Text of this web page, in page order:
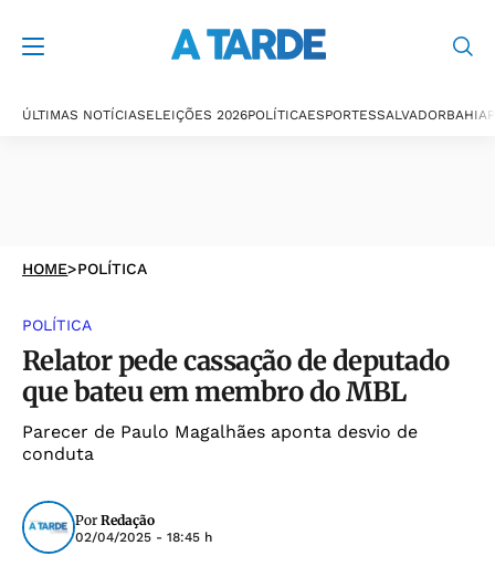
ÚLTIMAS NOTÍCIASELEIÇÕES 2026POLÍTICAESPORTESSALVADORBAHIA
HOME>POLÍTICA
POLÍTICA
Relator pede cassação de deputado
que bateu em membro do MBL
Parecer de Paulo Magalhães aponta desvio de
conduta
Por Redação
02/04/2025 - 18:45 h